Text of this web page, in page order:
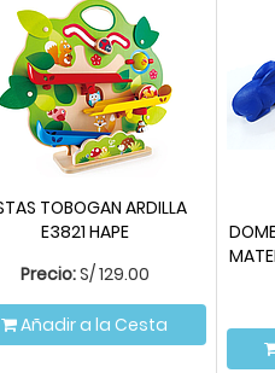
TOBOGAN ARDILLA
E3821 HAPE
Precio:S/129.00
Añadir a la Cesta